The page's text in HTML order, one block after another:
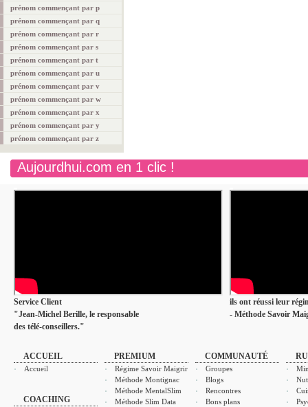
prénom commençant par p
prénom commençant par q
prénom commençant par r
prénom commençant par s
prénom commençant par t
prénom commençant par u
prénom commençant par v
prénom commençant par w
prénom commençant par x
prénom commençant par y
prénom commençant par z
Aujourdhui.com en 1 clic !
Service Client
"Jean-Michel Berille, le responsable
des télé-conseillers."
ils ont réussi leur
- Méthode Savoir
ACCUEIL
Accueil
COACHING
PREMIUM
Régime Savoir Maigrir
Méthode Montignac
Méthode MentalSlim
Méthode Slim Data
COMMUNAUTÉ
Groupes
Blogs
Rencontres
Bons plans